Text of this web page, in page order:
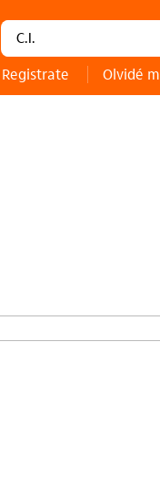
Tipo de documento:
Registrate Olvidé